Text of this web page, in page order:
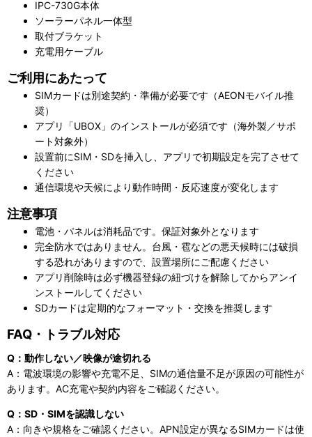
IPC-730G本体
ソーラーパネル一体型
取付ブラケット
充電用ケーブル
ご利用にあたって
SIMカードは別途契約・準備が必要です（AEONモバイル推
奨）
アプリ「UBOX」のインストールが必須です（海外製／サポ
ート対象外）
設置前にSIM・SDを挿入し、アプリで初期設定を完了させて
ください
通信環境や天候により動作時間・反応速度が変化します
注意事項
電池・パネルは消耗品です。保証対象外となります
完全防水ではありません。台風・雹などの悪天候時には破損
する恐れがありますので、設置場所にご配慮ください
アプリ削除時は必ず機器登録の紐づけを解除してからアンイ
ンストールしてください
SDカードは定期的なフォーマット・交換を推奨します
FAQ・トラブル対応
Q：動作しない／映像が途切れる
A：電波環境の影響や充電不足、SIMの通信量不足が原因の可能性が
あります。AC充電や契約内容をご確認ください。
Q：SD・SIMを認識しない
A：向きや規格をご確認ください。APN設定が異なるSIMカードは使